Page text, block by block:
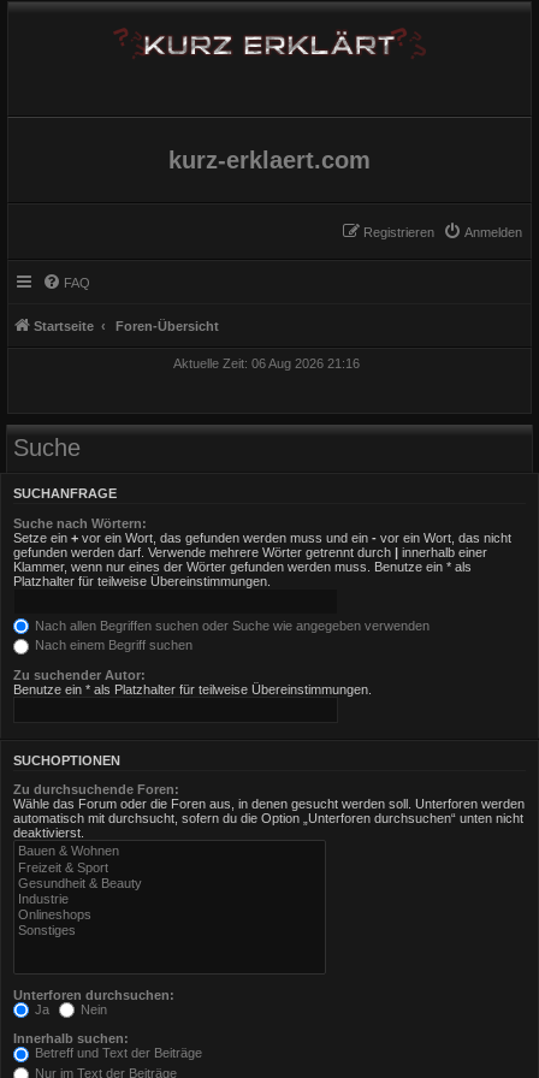
kurz-erklaert.com
Anmelden
Registrieren
FAQ
Startseite Foren-Übersicht
Aktuelle Zeit: 06 Aug 2026 21:16
Suche
SUCHANFRAGE
Suche nach Wörtern:
Setze ein + vor ein Wort, das gefunden werden muss und ein - vor ein Wort, das nicht
gefunden werden darf. Verwende mehrere Wörter getrennt durch | innerhalb einer
Klammer, wenn nur eines der Wörter gefunden werden muss. Benutze ein * als
Platzhalter für teilweise Übereinstimmungen.
Nach allen Begriffen suchen oder Suche wie angegeben verwenden
Nach einem Begriff suchen
Zu suchender Autor:
Benutze ein * als Platzhalter für teilweise Übereinstimmungen.
SUCHOPTIONEN
Zu durchsuchende Foren:
Wähle das Forum oder die Foren aus, in denen gesucht werden soll. Unterforen werden
automatisch mit durchsucht, sofern du die Option „Unterforen durchsuchen“ unten nicht
deaktivierst.
Unterforen durchsuchen:
Ja
Nein
Innerhalb suchen:
Betreff und Text der Beiträge
Nur im Text der Beiträge